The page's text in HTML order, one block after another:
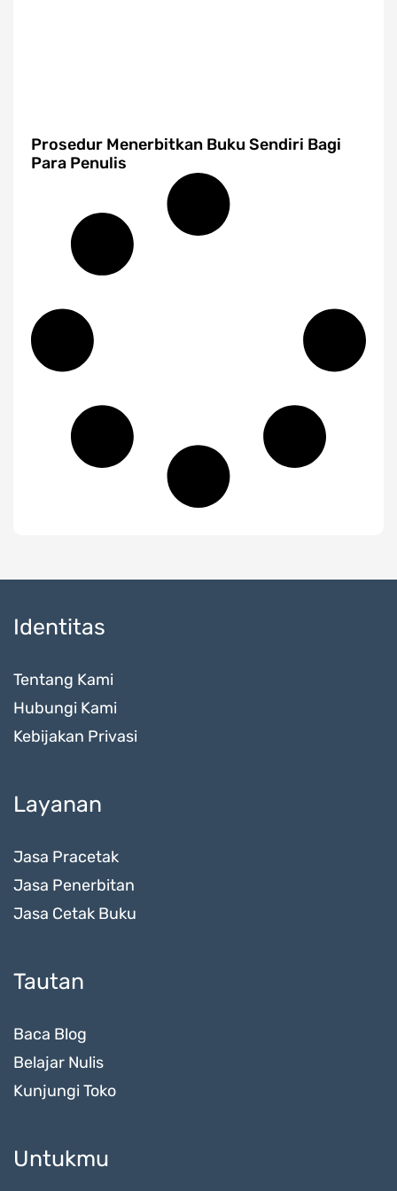
Prosedur Menerbitkan Buku Sendiri Bagi
Para Penulis
Identitas
Tentang Kami
Hubungi Kami
Kebijakan Privasi
Layanan
Jasa Pracetak
Jasa Penerbitan
Jasa Cetak Buku
Tautan
Baca Blog
Belajar Nulis
Kunjungi Toko
Untukmu